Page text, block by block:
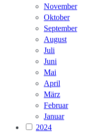
November
Oktober
September
August
Juli
Juni
Mai
April
März
Februar
Januar
2024